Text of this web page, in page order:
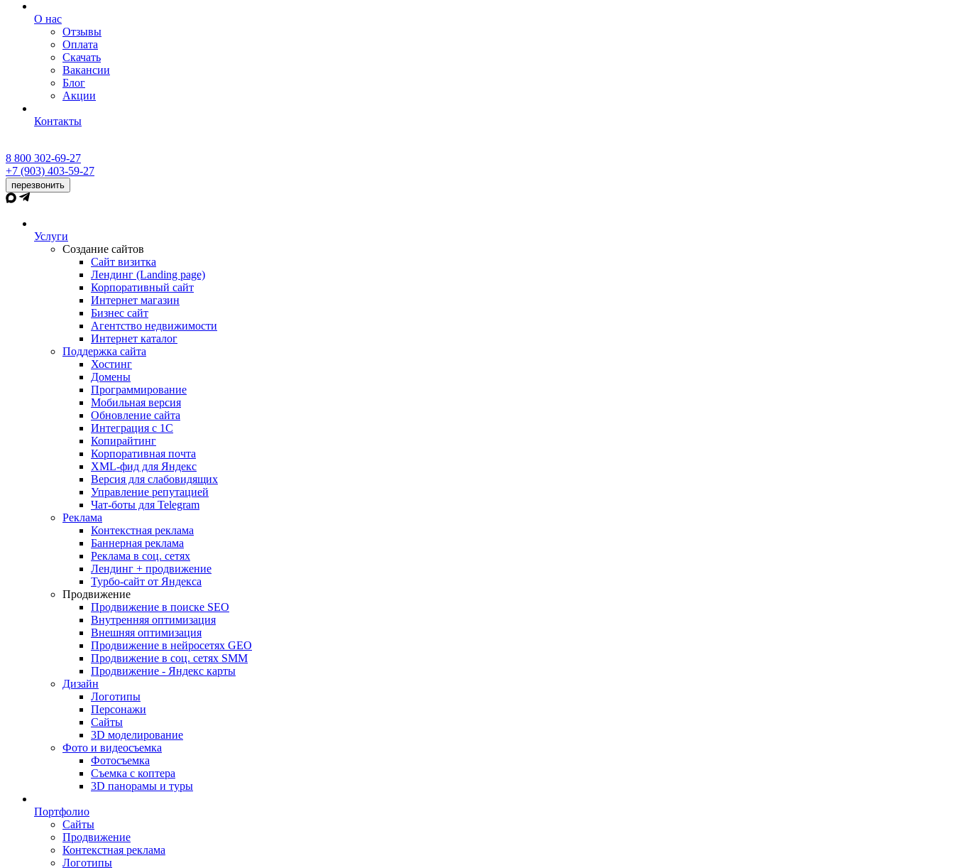
О нас
Отзывы
Оплата
Скачать
Вакансии
Блог
Акции
Контакты
8 800 302-69-27
+7 (903) 403-59-27
перезвонить
Услуги
Создание сайтов
Сайт визитка
Лендинг (Landing page)
Корпоративный сайт
Интернет магазин
Бизнес сайт
Агентство недвижимости
Интернет каталог
Поддержка сайта
Хостинг
Домены
Программирование
Мобильная версия
Обновление сайта
Интеграция с 1С
Копирайтинг
Корпоративная почта
XML-фид для Яндекс
Версия для слабовидящих
Управление репутацией
Чат-боты для Telegram
Реклама
Контекстная реклама
Баннерная реклама
Реклама в соц. сетях
Лендинг + продвижение
Турбо-сайт от Яндекса
Продвижение
Продвижение в поиске SEO
Внутренняя оптимизация
Внешняя оптимизация
Продвижение в нейросетях GEO
Продвижение в соц. сетях SMM
Продвижение - Яндекс карты
Дизайн
Логотипы
Персонажи
Сайты
3D моделирование
Фото и видеосъемка
Фотосъемка
Съемка с коптера
3D панорамы и туры
Портфолио
Сайты
Продвижение
Контекстная реклама
Логотипы